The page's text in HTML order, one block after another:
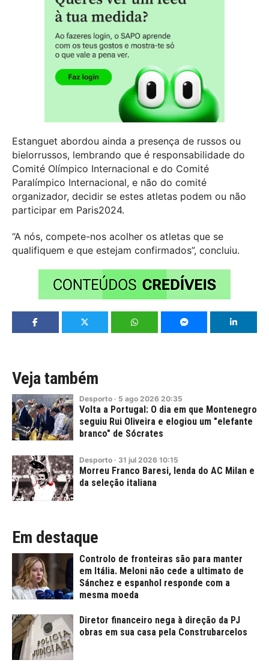
Estanguet abordou ainda a presença de russos ou
bielorrussos, lembrando que é responsabilidade do
Comité Olímpico Internacional e do Comité
Paralímpico Internacional, e não do comité
organizador, decidir se estes atletas podem ou não
participar em Paris2024.
“A nós, compete-nos acolher os atletas que se
qualifiquem e que estejam confirmados”, concluiu.
Veja também
Desporto · 5 ago 2026 20:35
Volta a Portugal: O dia em que Montenegro
seguiu Rui Oliveira e elogiou um "elefante
branco" de Sócrates
Desporto · 31 jul 2026 10:15
Morreu Franco Baresi, lenda do AC Milan e
da seleção italiana
Em destaque
Controlo de fronteiras são para manter
em Itália. Meloni não cede a ultimato de
Sánchez e espanhol responde com a
mesma moeda
Diretor financeiro nega à direção da PJ
obras em sua casa pela Construbarcelos